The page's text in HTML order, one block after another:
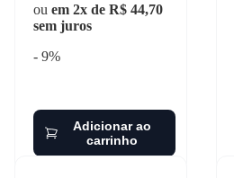
ou em 2x de R$ 44,70
sem juros
- 9%
Adicionar ao
carrinho